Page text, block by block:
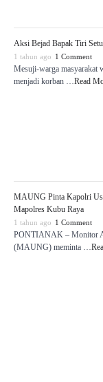
Aksi Bejad Bapak Tiri
1 tahun ago 1 Comment
Mesuji-warga masyarakat
menjadi korban …Read
MAUNG Pinta Kapolri
Mapolres Kubu Raya
1 tahun ago 1 Comment
PONTIANAK – Monitor
(MAUNG) meminta …